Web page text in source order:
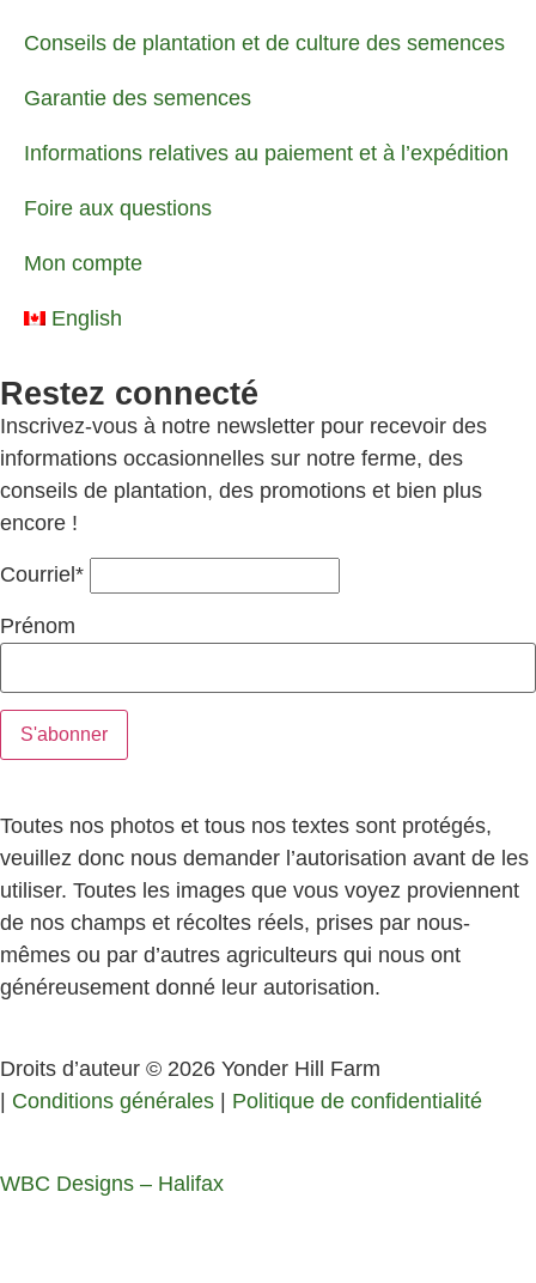
Conseils de plantation et de culture des semences
Garantie des semences
Informations relatives au paiement et à l’expédition
Foire aux questions
Mon compte
English
Restez connecté
Inscrivez-vous à notre newsletter pour recevoir des
informations occasionnelles sur notre ferme, des
conseils de plantation, des promotions et bien plus
encore !
Courriel*
Prénom
Toutes nos photos et tous nos textes sont protégés,
veuillez donc nous demander l’autorisation avant de les
utiliser. Toutes les images que vous voyez proviennent
de nos champs et récoltes réels, prises par nous-
mêmes ou par d’autres agriculteurs qui nous ont
généreusement donné leur autorisation.
Droits d’auteur © 2026 Yonder Hill Farm
Conditions générales Politique de confidentialité
WBC Designs – Halifax